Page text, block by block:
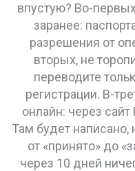
впустую? Во-
заранее:
разрешения от
вторых, не
переводите
регистрации. В-
онлайн: через сайт
Там будет
от «принято» до
через 10 дней